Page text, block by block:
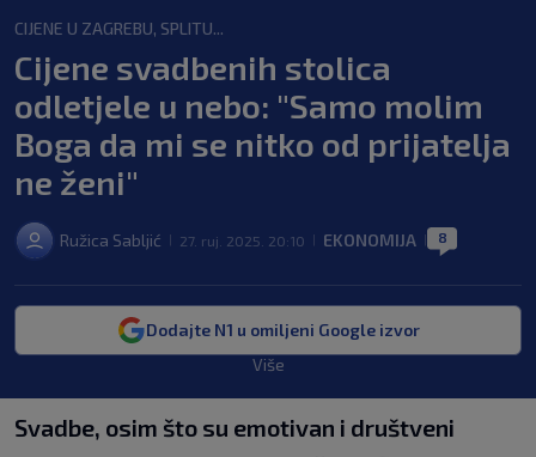
CIJENE U ZAGREBU, SPLITU...
Cijene svadbenih stolica
odletjele u nebo: "Samo molim
Boga da mi se nitko od prijatelja
ne ženi"
Ružica Sabljić 27. ruj. 2025. 20:10 EKONOMIJA 8
Dodajte N1 u omiljeni Google izvor
Više
Svadbe, osim što su emotivan i društveni